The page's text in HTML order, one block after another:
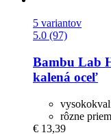
5 variantov
5.0 (97)
Bambu Lab
kalená oceľ
rôzne
€ 13,39